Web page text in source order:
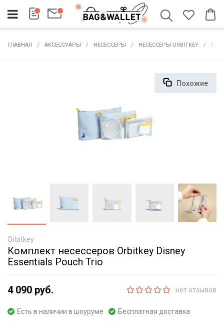
ГЛАВНАЯ АКСЕССУАРЫ НЕСЕССЕРЫ НЕСЕССЕРЫ ORBITKEY
Похожие
Orbitkey
Комплект несессеров Orbitkey Disney
Essentials Pouch Trio
4 090 руб. нет отзывов
Есть в наличии в шоуруме Бесплатная доставка